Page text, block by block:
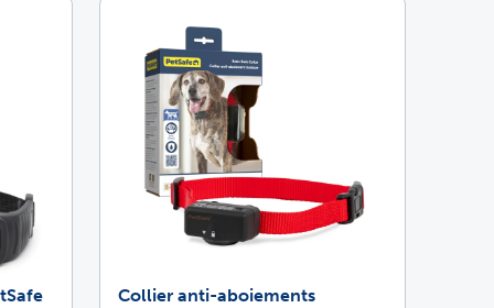
par des vétérinaires et des dresseurs
4 fois supérieur
d’aller et venir
Collier anti-aboiements